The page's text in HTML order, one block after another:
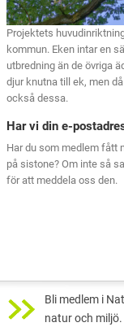
Projektets
kommun. Eken intar en
utbredning än de övriga
djur knutna till ek, men
också dessa.
Har vi din e-
Har du som medlem fått
på sistone? Om inte så
för att meddela oss den.
Bli medlem i
natur och miljö.